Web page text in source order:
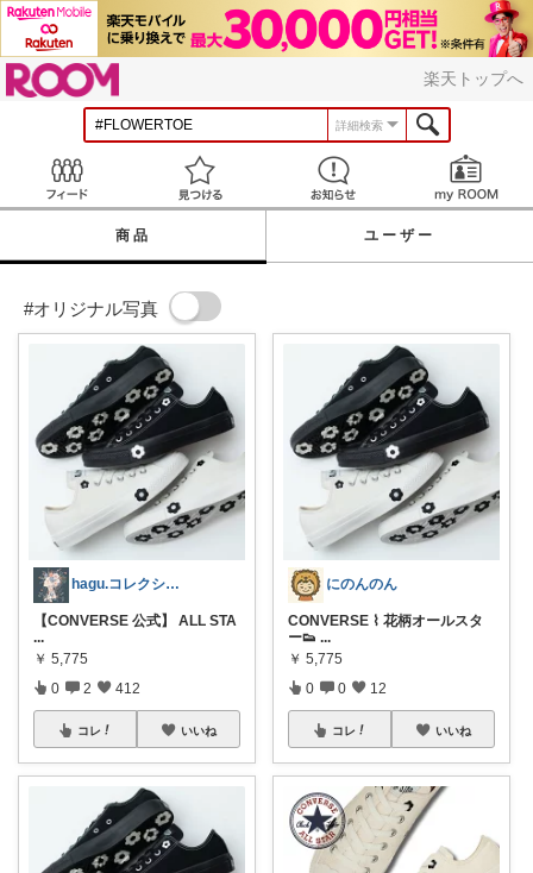
楽天トップへ
詳細検索
見つける お知らせ
商品 ユーザー
#オリジナル写真
hagu.コレクション毎日更新中
【CONVERSE 公式】 ALL STA
...
￥ 5,775
0 2 412
コレ いいね
にのんのん
CONVERSE ⌇ 花柄オールスタ
ー👟 ...
￥ 5,775
0 0 12
コレ いいね